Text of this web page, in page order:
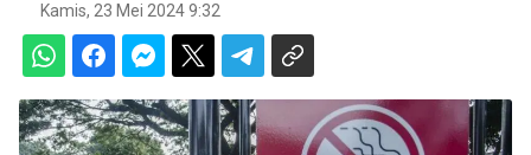
Kamis, 23 Mei 2024 9:32